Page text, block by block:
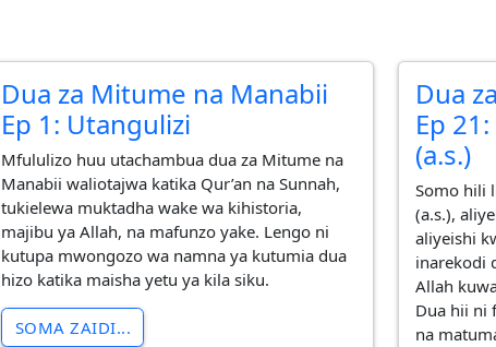
Dua za Mitume na Manabii
Ep 1: Utangulizi
Mfululizo huu utachambua dua za Mitume na
Manabii waliotajwa katika Qur’an na Sunnah,
tukielewa muktadha wake wa kihistoria,
majibu ya Allah, na mafunzo yake. Lengo ni
kutupa mwongozo wa namna ya kutumia dua
hizo katika maisha yetu ya kila siku.
SOMA ZAIDI...
Dua
Ep
(a.s.)
Somo hili
(a.s.),
aliyeishi
inarekodi
Allah
Dua hii ni
na